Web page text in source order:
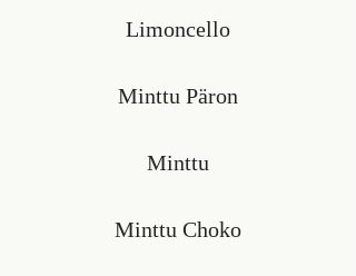
Limoncello
Minttu Päron
Minttu
Minttu Choko